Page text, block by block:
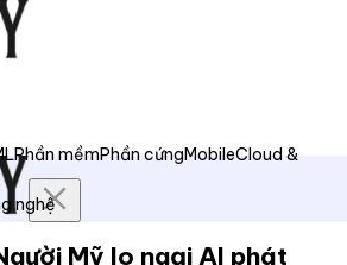
Phần mềmPhần cứngMobileCloud &
nghệ
Mỹ lo ngại AI phát